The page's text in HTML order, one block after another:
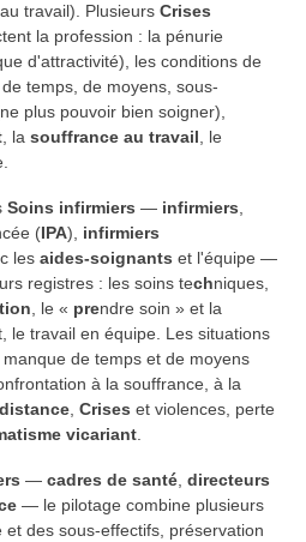
travail). Plusieurs Crises
la profession : la pénurie
d'attractivité), les conditions de
temps, de moyens, sous-
plus pouvoir bien soigner),
, la souffrance au travail , le
Soins infirmiers — infirmiers
(IPA), infirmiers
les aides-soignants et l'équipe —
registres : les soins techniques,
, le « prendre soin » et la
le travail en équipe. Les situations
de temps et de moyens
à la souffrance, à la
Crises et violences, perte
vicariant
— cadres de santé directeurs
— le pilotage combine plusieurs
des sous-effectifs, préservation